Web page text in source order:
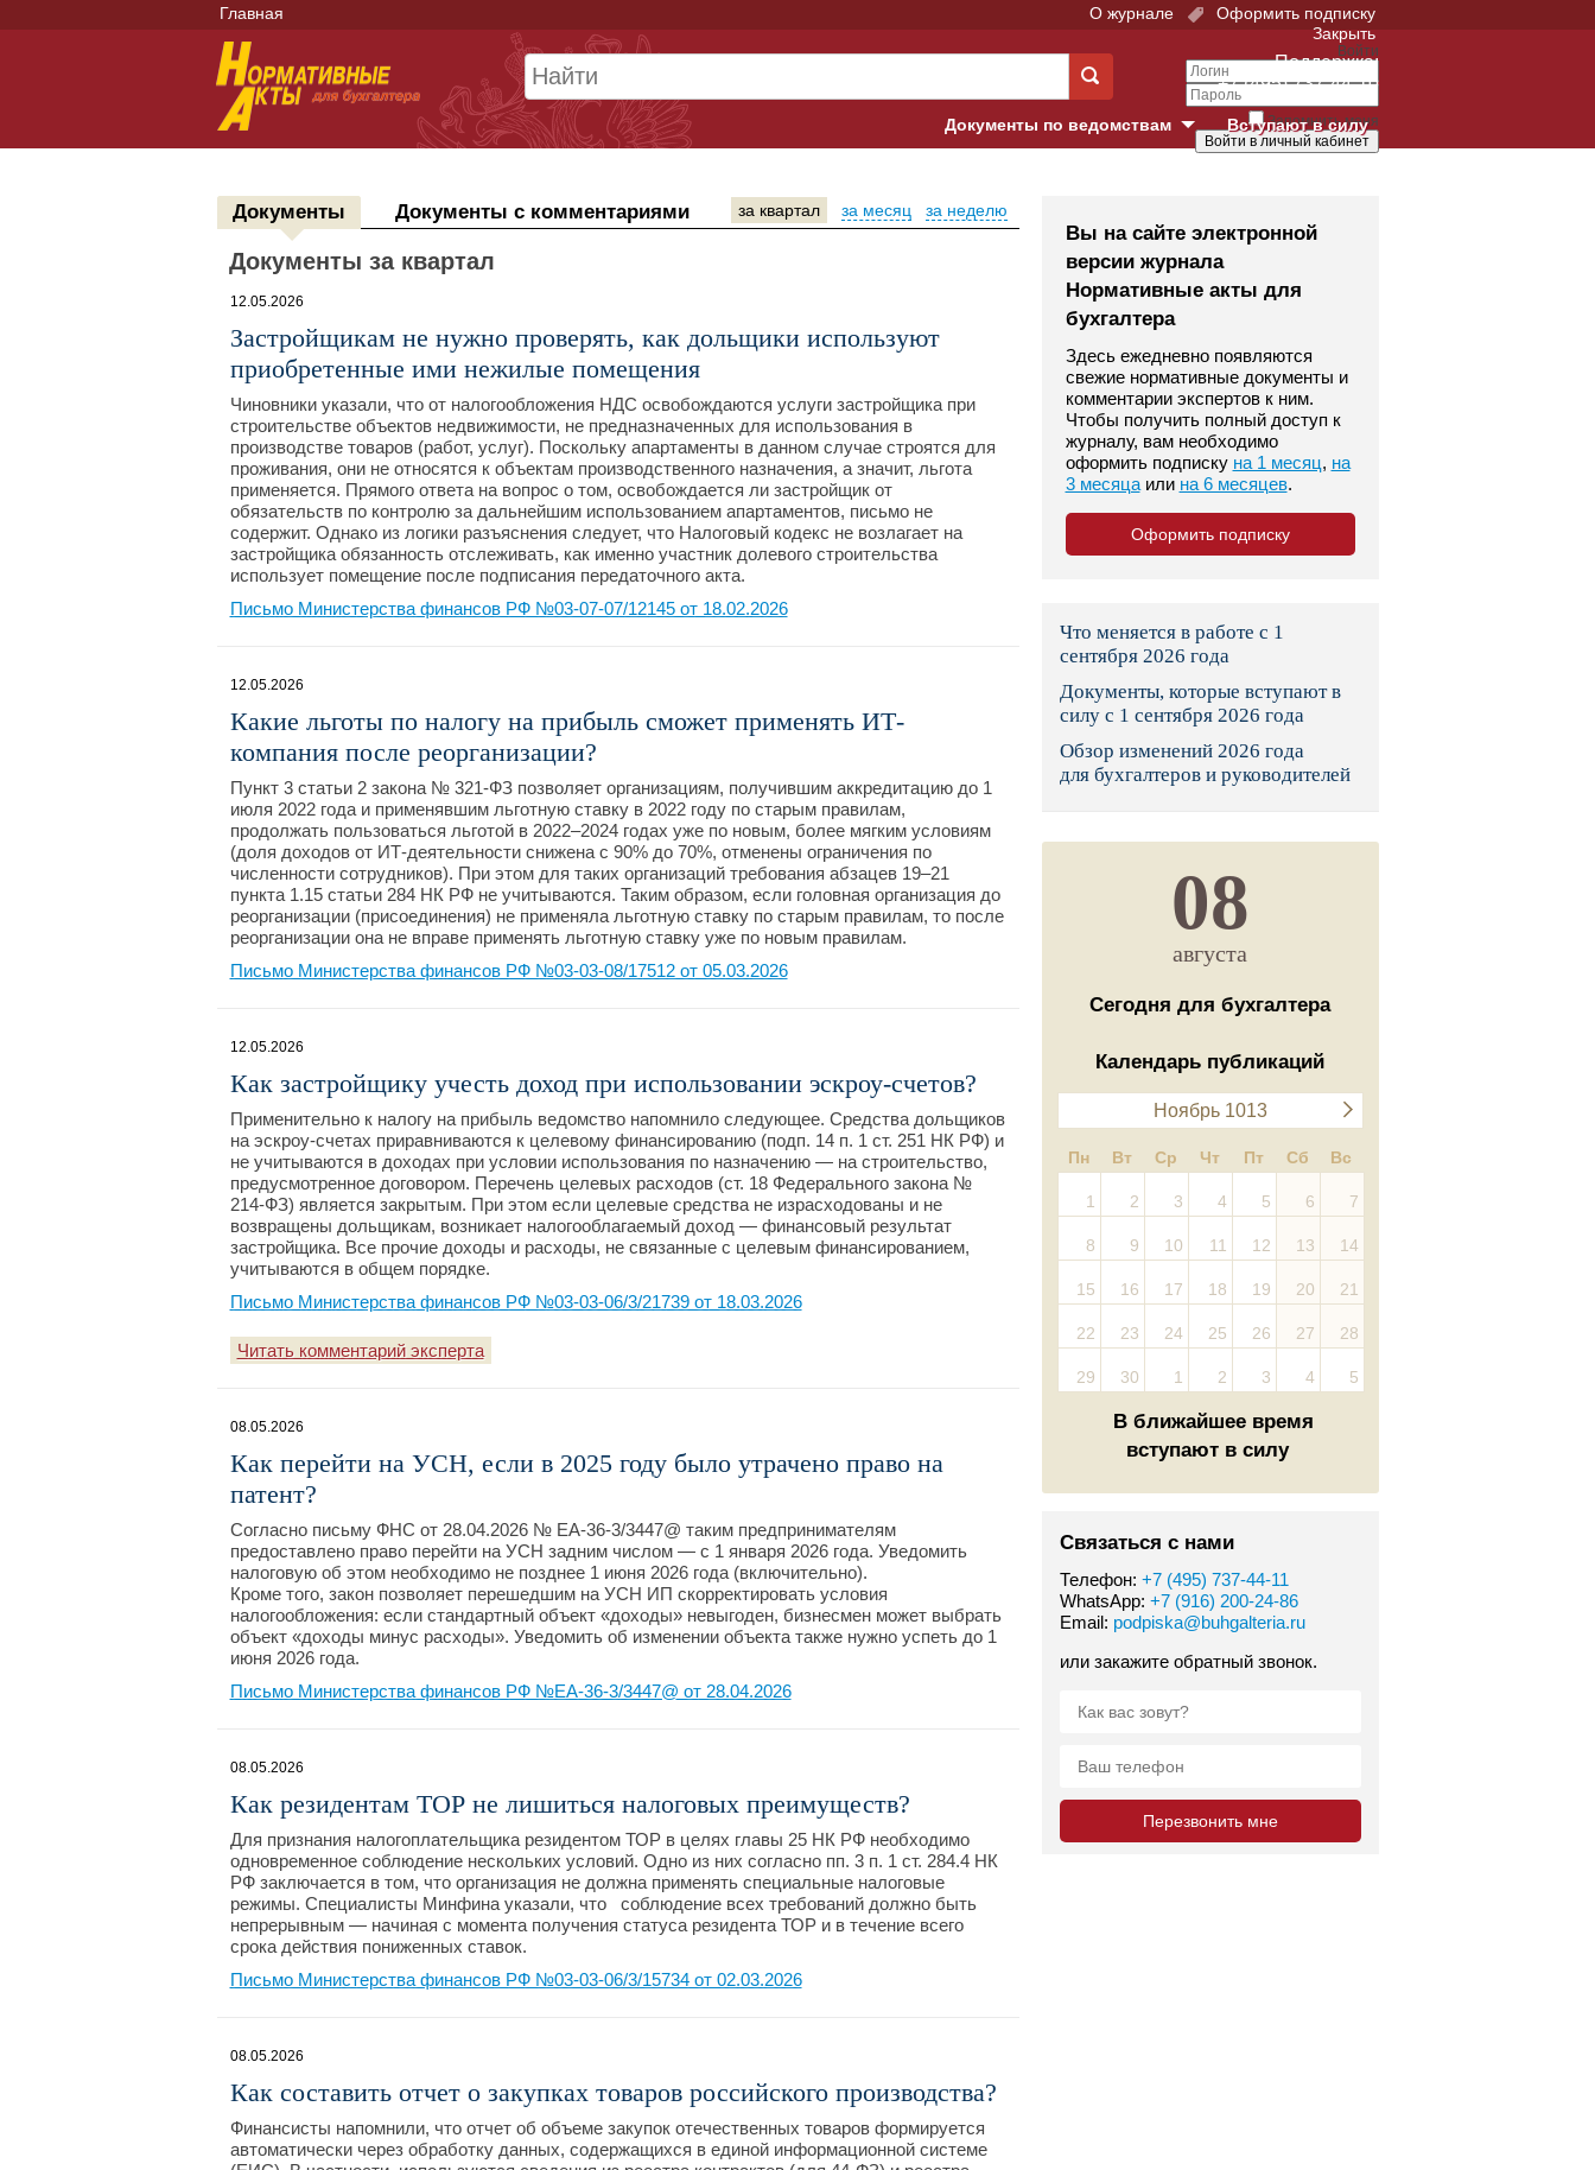
Главная О журнале
Оформить подписку
Закрыть
Войти
Запомнить меня
Поддержка:
+7 (495) 737-44-10
Вступают в силу
Документы по ведомствам
Банк России
Верховный Суд
Гострудинспекция в г. Москве
Конституционный Суд
Минтруд
Минфин
Пенсионный фонд
Правительство
Социальный фонд России
Суд общей юрисдикции
Остальные ведомства
Документы Документы с комментариями за неделю
за месяц
за квартал
Документы за квартал
12.05.2026
Застройщикам не нужно проверять, как дольщики используют
приобретенные ими нежилые помещения
Чиновники указали, что от налогообложения НДС освобождаются услуги застройщика при
строительстве объектов недвижимости, не предназначенных для использования в
производстве товаров (работ, услуг). Поскольку апартаменты в данном случае строятся для
проживания, они не относятся к объектам производственного назначения, а значит, льгота
применяется. Прямого ответа на вопрос о том, освобождается ли застройщик от
обязательств по контролю за дальнейшим использованием апартаментов, письмо не
содержит. Однако из логики разъяснения следует, что Налоговый кодекс не возлагает на
застройщика обязанность отслеживать, как именно участник долевого строительства
использует помещение после подписания передаточного акта.
Письмо Министерства финансов РФ №03-07-07/12145 от 18.02.2026
12.05.2026
Какие льготы по налогу на прибыль сможет применять ИТ-
компания после реорганизации?
Пункт 3 статьи 2 закона № 321-ФЗ позволяет организациям, получившим аккредитацию до 1
июля 2022 года и применявшим льготную ставку в 2022 году по старым правилам,
продолжать пользоваться льготой в 2022–2024 годах уже по новым, более мягким условиям
(доля доходов от ИТ-деятельности снижена с 90% до 70%, отменены ограничения по
численности сотрудников). При этом для таких организаций требования абзацев 19–21
пункта 1.15 статьи 284 НК РФ не учитываются. Таким образом, если головная организация до
реорганизации (присоединения) не применяла льготную ставку по старым правилам, то после
реорганизации она не вправе применять льготную ставку уже по новым правилам.
Письмо Министерства финансов РФ №03-03-08/17512 от 05.03.2026
12.05.2026
Как застройщику учесть доход при использовании эскроу-счетов?
Применительно к налогу на прибыль ведомство напомнило следующее. Средства дольщиков
на эскроу-счетах приравниваются к целевому финансированию (подп. 14 п. 1 ст. 251 НК РФ) и
не учитываются в доходах при условии использования по назначению — на строительство,
предусмотренное договором. Перечень целевых расходов (ст. 18 Федерального закона №
214-ФЗ) является закрытым. При этом если целевые средства не израсходованы и не
возвращены дольщикам, возникает налогооблагаемый доход — финансовый результат
застройщика. Все прочие доходы и расходы, не связанные с целевым финансированием,
учитываются в общем порядке.
Письмо Министерства финансов РФ №03-03-06/3/21739 от 18.03.2026
Читать комментарий эксперта
08.05.2026
Как перейти на УСН, если в 2025 году было утрачено право на
патент?
Согласно письму ФНС от 28.04.2026 № ЕА-36-3/3447@ таким предпринимателям
предоставлено право перейти на УСН задним числом — с 1 января 2026 года. Уведомить
налоговую об этом необходимо не позднее 1 июня 2026 года (включительно).
Кроме того, закон позволяет перешедшим на УСН ИП скорректировать условия
налогообложения: если стандартный объект «доходы» невыгоден, бизнесмен может выбрать
объект «доходы минус расходы». Уведомить об изменении объекта также нужно успеть до 1
июня 2026 года.
Письмо Министерства финансов РФ №ЕА-36-3/3447@ от 28.04.2026
08.05.2026
Как резидентам ТОР не лишиться налоговых преимуществ?
Для признания налогоплательщика резидентом ТОР в целях главы 25 НК РФ необходимо
одновременное соблюдение нескольких условий. Одно из них согласно пп. 3 п. 1 ст. 284.4 НК
РФ заключается в том, что организация не должна применять специальные налоговые
режимы. Специалисты Минфина указали, что соблюдение всех требований должно быть
непрерывным — начиная с момента получения статуса резидента ТОР и в течение всего
срока действия пониженных ставок.
Письмо Министерства финансов РФ №03-03-06/3/15734 от 02.03.2026
08.05.2026
Как составить отчет о закупках товаров российского производства?
Финансисты напомнили, что отчет об объеме закупок отечественных товаров формируется
автоматически через обработку данных, содержащихся в единой информационной системе
Вы на сайте электронной
версии журнала
Нормативные акты для
бухгалтера
Здесь ежедневно появляются
свежие нормативные документы и
комментарии экспертов к ним.
Чтобы получить полный доступ к
журналу, вам необходимо
оформить подписку на 1 месяц, на
3 месяцаили на 6 месяцев.
Оформить подписку
Что меняется в работе с 1
сентября 2026 года
Документы, которые вступают в
силу с 1 сентября 2026 года
Обзор изменений 2026 года
для бухгалтеров и руководителей
08
августа
Сегодня для бухгалтера
Календарь публикаций
Ноябрь 1013
Пн Вт Ср Чт Пт Сб Вс
1 2 3 4 5 6 7
8 9 10 11 12 13 14
15 16 17 18 19 20 21
22 23 24 25 26 27 28
29 30 1 2 3 4 5
В ближайшее время
вступают в силу
Связаться с нами
Телефон: +7 (495) 737-44-11
WhatsApp: +7 (916) 200-24-86
Email: podpiska@buhgalteria.ru
или закажите обратный звонок.